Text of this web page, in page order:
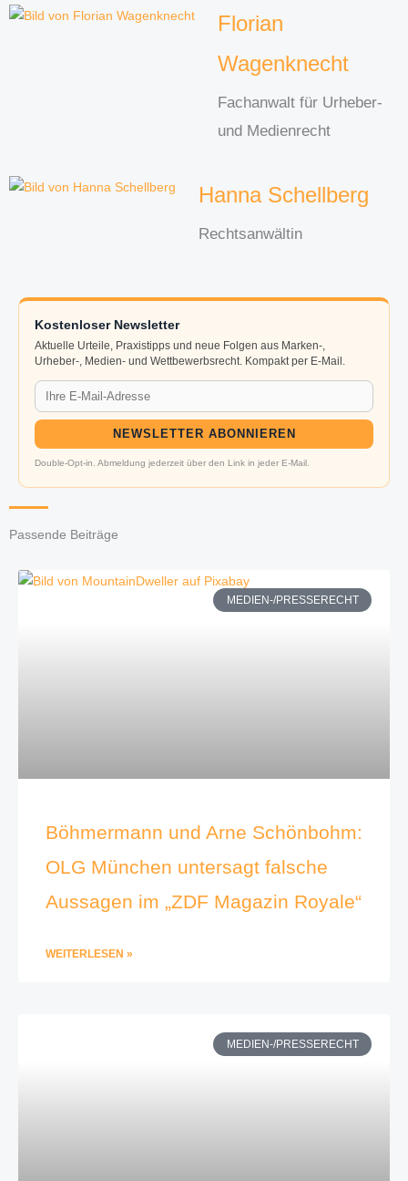
Florian
Wagenknecht
Fachanwalt für Urheber-
und Medienrecht
Hanna Schellberg
Rechtsanwältin
Kostenloser Newsletter
Aktuelle Urteile, Praxistipps und neue Folgen aus Marken-,
Urheber-, Medien- und Wettbewerbsrecht. Kompakt per E-Mail.
NEWSLETTER ABONNIEREN
Double-Opt-in. Abmeldung jederzeit über den Link in jeder E-Mail.
Passende Beiträge
MEDIEN-/PRESSERECHT
Böhmermann und Arne Schönbohm:
OLG München untersagt falsche
Aussagen im „ZDF Magazin Royale“
WEITERLESEN »
MEDIEN-/PRESSERECHT